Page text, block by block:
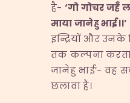
है- ‘गोगोचरजहँ
मायाजानेहुभाई।।’
इन्द्रियों और
तक कल्पना करता
जानेहु भाई’- वह
छलावा है।